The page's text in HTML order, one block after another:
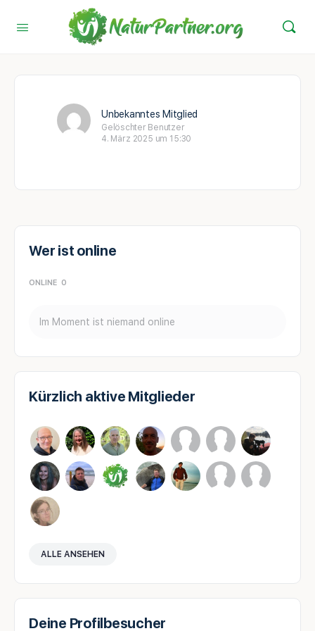
Unbekanntes Mitglied
Gelöschter Benutzer
4. März 2025 um 15:30
Wer ist online
ONLINE 0
Im Moment ist niemand online
Kürzlich aktive Mitglieder
ALLE ANSEHEN
Deine Profilbesucher